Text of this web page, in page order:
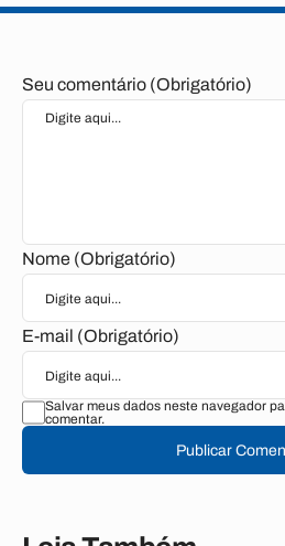
Seu comentário (Obrigatório)
Nome (Obrigatório)
E-mail (Obrigatório)
Salvar meus dados neste navegador
comentar.
Publicar